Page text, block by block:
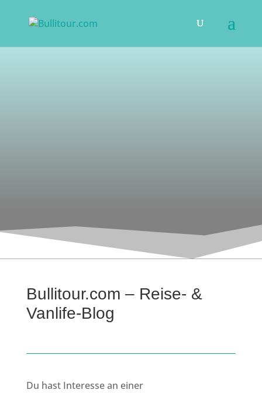
Bullitour.com – Reise- &
Vanlife-Blog
Du hast Interesse an einer